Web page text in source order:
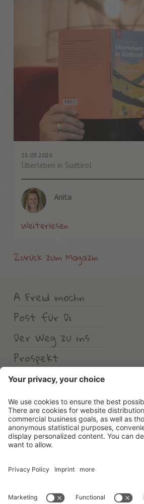
25.03.2026
Überleben in Südtirol
Anita
Weiterlesen
Zurück zum Magazin
A Freid mochn
Post für Di
Der Weg zu ins
Prospekt
Wetter
Erlebnishotel Waltershof